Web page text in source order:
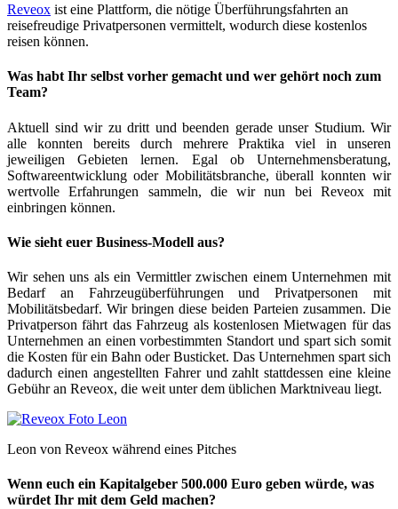
Reveox ist eine Plattform, die nötige Überführungsfahrten an
reisefreudige Privatpersonen vermittelt, wodurch diese kostenlos
reisen können.
Was habt Ihr selbst vorher gemacht und wer gehört noch zum
Team?
Aktuell sind wir zu dritt und beenden gerade unser Studium. Wir
alle konnten bereits durch mehrere Praktika viel in unseren
jeweiligen Gebieten lernen. Egal ob Unternehmensberatung,
Softwareentwicklung oder Mobilitätsbranche, überall konnten wir
wertvolle Erfahrungen sammeln, die wir nun bei Reveox mit
einbringen können.
Wie sieht euer Business-Modell aus?
Wir sehen uns als ein Vermittler zwischen einem Unternehmen mit
Bedarf an Fahrzeugüberführungen und Privatpersonen mit
Mobilitätsbedarf. Wir bringen diese beiden Parteien zusammen. Die
Privatperson fährt das Fahrzeug als kostenlosen Mietwagen für das
Unternehmen an einen vorbestimmten Standort und spart sich somit
die Kosten für ein Bahn oder Busticket. Das Unternehmen spart sich
dadurch einen angestellten Fahrer und zahlt stattdessen eine kleine
Gebühr an Reveox, die weit unter dem üblichen Marktniveau liegt.
Leon von Reveox während eines Pitches
Wenn euch ein Kapitalgeber 500.000 Euro geben würde, was
würdet Ihr mit dem Geld machen?